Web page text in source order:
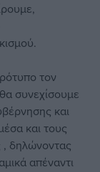
τον
συνεχίσουμε
και
και τους
, δηλώνοντας
απέναντι